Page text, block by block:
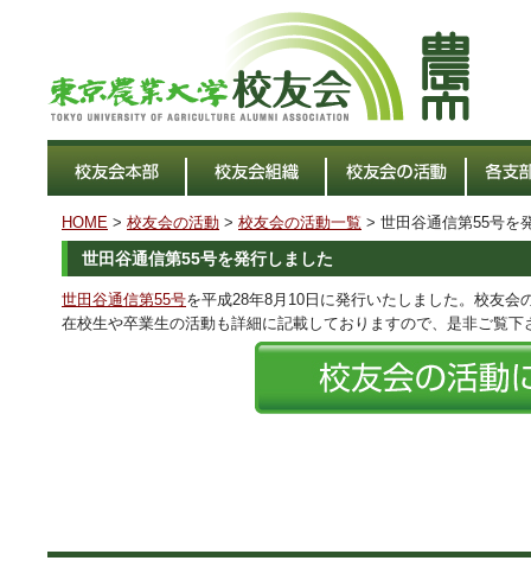
HOME > 校友会の活動 > 校友会の活動一覧 > 世田谷通信第55号を
世田谷通信第55号を発行しました
世田谷通信第55号を平成28年8月10日に発行いたしました。校友
在校生や卒業生の活動も詳細に記載しておりますので、是非ご覧下